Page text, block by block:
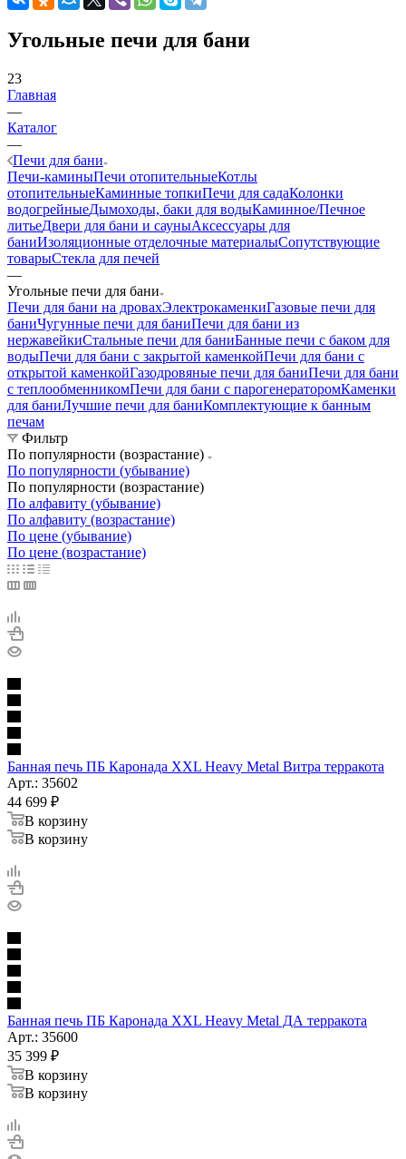
Угольные печи для бани
23
Главная
—
Каталог
—
Печи для бани
Печи-каминыПечи отопительныеКотлы
отопительныеКаминные топкиПечи для садаКолонки
водогрейныеДымоходы, баки для водыКаминное/Печное
литьеДвери для бани и сауныАксессуары для
баниИзоляционные отделочные материалыСопутствующие
товарыСтекла для печей
—
Угольные печи для бани
Печи для бани на дровахЭлектрокаменкиГазовые печи для
баниЧугунные печи для баниПечи для бани из
нержавейкиСтальные печи для баниБанные печи с баком для
водыПечи для бани с закрытой каменкойПечи для бани с
открытой каменкойГазодровяные печи для баниПечи для бани
с теплообменникомПечи для бани с парогенераторомКаменки
для баниЛучшие печи для баниКомплектующие к банным
печам
Фильтр
По популярности (возрастание)
По популярности (убывание)
По популярности (возрастание)
По алфавиту (убывание)
По алфавиту (возрастание)
По цене (убывание)
По цене (возрастание)
Банная печь ПБ Каронада XXL Heavy Metal Витра терракота
Арт.: 35602
44 699 ₽
В корзину
В корзину
Банная печь ПБ Каронада XXL Heavy Metal ДА терракота
Арт.: 35600
35 399 ₽
В корзину
В корзину